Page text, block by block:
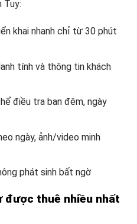
Tuy:
khai nhanh chỉ từ 30 phút
tính và thông tin khách
điều tra ban đêm, ngày
ngày, ảnh/video minh
phát sinh bất ngờ
được thuê nhiều nhất